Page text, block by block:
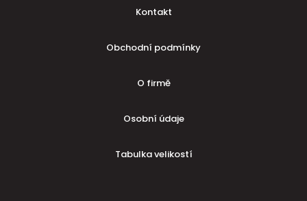
Kontakt
Obchodní podmínky
O firmě
Osobní údaje
Tabulka velikostí